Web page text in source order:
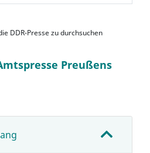
DDR-Presse zu durchsuchen
Preußens